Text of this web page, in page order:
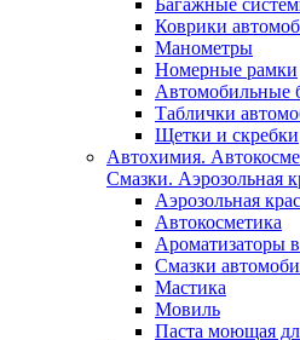
Багажные
Коврики
Манометры
Номерные рамки
Автомобильные
Таблички
Щетки и скребки
Автохимия.
Смазки. Аэрозольная
Аэрозольная
Автокосметика
Ароматизаторы
Смазки
Мастика
Мовиль
Паста моющая